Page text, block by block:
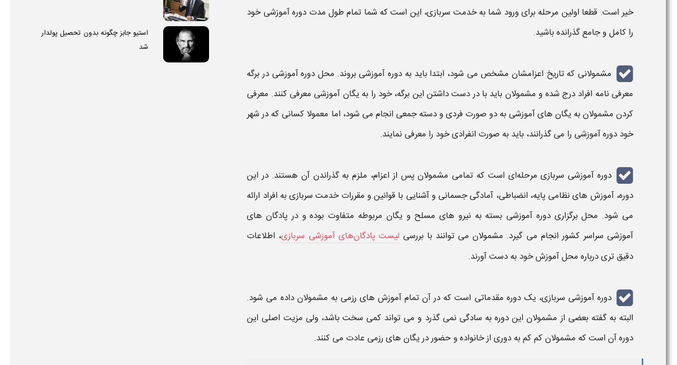
خیر است. قطعا اولین مرحله برای ورود شما بهخدمت سربازی، این است که شما تمام طول مدت دوره آموزشی خود
را کامل و جامع گذرانده باشید.
مشمولانی کهتاریخاعزامشان مشخص می شود، ابتدا باید به دوره آموزشیبروند. محلدوره آموزشی در برگه
معرفی نامه افراد درج شده و مشمولان باید با در دست داشتن این برگه، خود را به یگان آموزشی معرفی کنند. معرفی
کردن مشمولان به یگان هایآموزشیبه دو صورت فردی و دسته جمعی انجام می شود، اما معمولا کسانی که در شهر
خود دوره آموزشی را می گذرانند، باید به صورت انفرادی خود را معرفی نمایند.
دوره آموزشی سربازی مرحله‌ای است که تمامی مشمولان پس از اعزام، ملزم به گذراندن آن هستند. در این
دوره، آموزش‌ های نظامی پایه، انضباطی، آمادگی جسمانی و آشنایی با قوانین و مقررات خدمت سربازی به افراد ارائه
می‌ شود. محل برگزاری دوره آموزشی بسته به نیرو های مسلح و یگان مربوطه متفاوت بوده و در پادگان‌ های
آموزشی سراسر کشور انجام می‌ گیرد. مشمولان می‌ توانند با بررسیلیست پادگان‌های آموزشی سربازی، اطلاعات
دقیق‌ تری درباره محل آموزش خود به دست آورند.
دوره آموزشی سربازی، یکدوره مقدماتی است که در آن تمام آموزش های رزمی به مشمولان داده می شود.
البته به گفته بعضی از مشمولان این دوره به سادگی نمی گذرد و می تواند کمی سخت باشد، ولی مزیت اصلی این
دوره آناست که مشمولان کم کم به دوری از خانواده و حضور در یگان های رزمی عادت می کنند.
استیو جابز چگونه بدون تحصیل پولدار
شد